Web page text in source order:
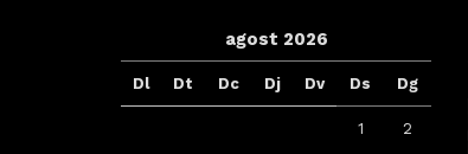
agost 2026
Dl Dt Dc Dj Dv Ds Dg
1 2